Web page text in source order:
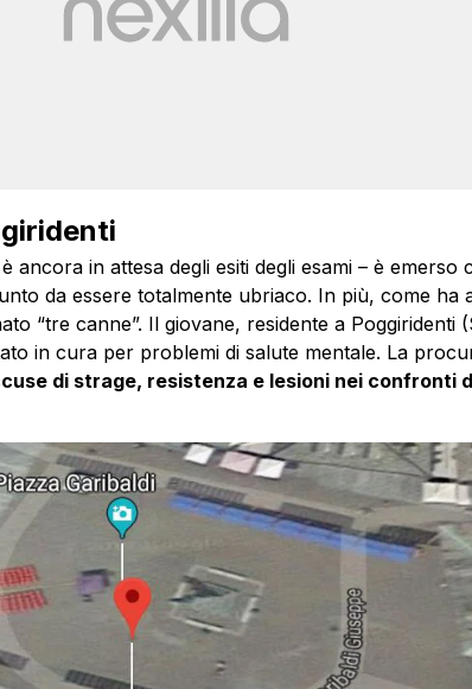
ancora in attesa degli esiti degli esami – è emerso
da essere totalmente ubriaco. In più, come ha
“tre canne”. Il giovane, residente a Poggiridenti (
in cura per problemi di salute mentale. La
di strage, resistenza e lesioni nei confronti